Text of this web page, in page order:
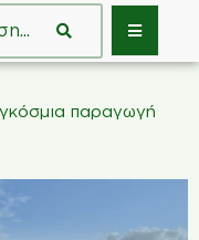
παραγωγή